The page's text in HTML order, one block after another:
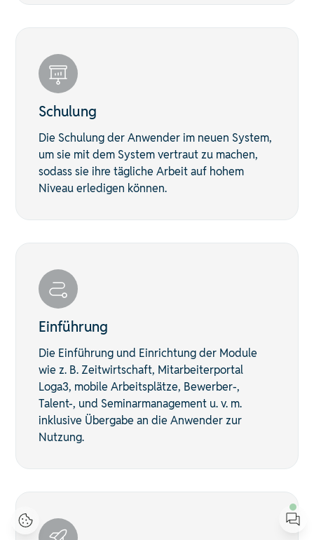
Schulung
Die Schulung der Anwender im neuen System,
um sie mit dem System vertraut zu machen,
sodass sie ihre tägliche Arbeit auf hohem
Niveau erledigen können.
Einführung
Die Einführung und Einrichtung der Module
wie z. B. Zeitwirtschaft, Mitarbeiterportal
Loga3, mobile Arbeitsplätze, Bewerber-,
Talent-, und Seminarmanagement u. v. m.
inklusive Übergabe an die Anwender zur
Nutzung.